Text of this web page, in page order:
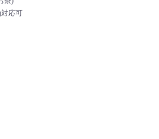
応可